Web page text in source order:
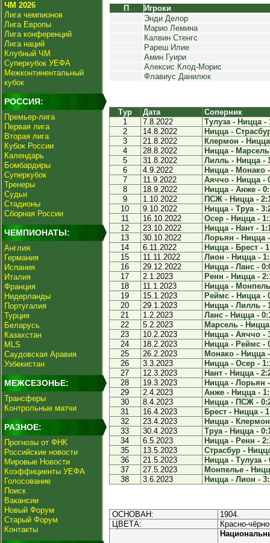
ЧМ 2026
Лига чемпионов
Лига Европы
Лига конференций
Лига наций
Клубный ЧМ
Суперкубок УЕФА
Межконтинентальный
кубок
РОССИЯ:
Премьер-лига
Первая лига
Вторая лига
Кубок России
Календарь
Бомбардиры
Суперкубок
Тренеры
Судьи
Стадионы
Сборная России
ЧЕМПИОНАТЫ:
Англия
Германия
Испания
Италия
Франция
Нидерланды
Португалия
Турция
Беларусь
Казахстан
MLS
Саудовская Аравия
Узбекистан
МЕЖСЕЗОНЬЕ:
Трансферы
Контрольные матчи
РАЗНОЕ:
Прогнозы от ФНК
Российские новости
Мировые Новости
Коэффициенты УЕФА
Голосование
Поиск
Вакансии
Новый Форум
Старый Форум
Контакты
П
Игроки
Энди Делор
Марио Лемина
Калвин Стенгс
Рареш Илие
Амин Гуири
Алексис Клод-Морис
Флавиус Данилюк
Тур Дата
Соперник
1
7.8.2022
Тулуза - Ницца -
2
14.8.2022
Ницца -
3
21.8.2022
Клермон -
4
28.8.2022
Ницца -
5
31.8.2022
Лилль - Ницца -
6
4.9.2022
Ницца - Монако
7
11.9.2022
Аяччо - Ницца -
8
18.9.2022
Ницца - Анже -
9
1.10.2022
ПСЖ - Ницца -
10
9.10.2022
Ницца - Труа -
11
16.10.2022
Осер - Ницца -
12
23.10.2022
Ницца - Нант -
13
30.10.2022
Лорьян - Ницца
14
6.11.2022
Ницца - Брест -
15
11.11.2022
Лион - Ницца -
16
29.12.2022
Ницца - Ланс -
17
2.1.2023
Ренн - Ницца -
18
11.1.2023
Ницца -
19
15.1.2023
Реймс - Ницца -
20
29.1.2023
Ницца - Лилль -
21
1.2.2023
Ланс - Ницца -
22
5.2.2023
Марсель -
23
10.2.2023
Ницца - Аяччо -
24
18.2.2023
Ницца - Реймс -
25
26.2.2023
Монако - Ницца
26
3.3.2023
Ницца - Осер -
27
12.3.2023
Нант - Ницца -
28
19.3.2023
Ницца - Лорьян
29
2.4.2023
Анже - Ницца -
30
8.4.2023
Ницца - ПСЖ -
31
16.4.2023
Брест - Ницца -
32
23.4.2023
Ницца -
33
30.4.2023
Труа - Ницца -
34
6.5.2023
Ницца - Ренн -
35
13.5.2023
Страсбур -
36
21.5.2023
Ницца - Тулуза -
37
27.5.2023
Монпелье -
38
3.6.2023 Ницца - Лион -
ОСНОВАН:
1904.
ЦВЕТА:
Красно-